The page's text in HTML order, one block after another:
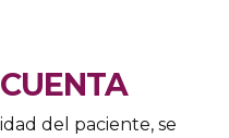
del paciente, se